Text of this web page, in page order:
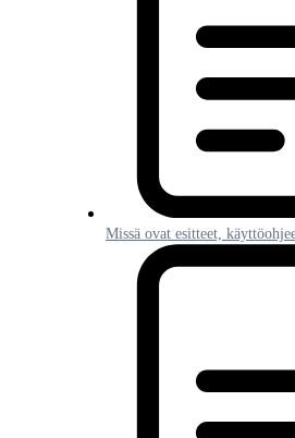
Missä ovat esitteet,